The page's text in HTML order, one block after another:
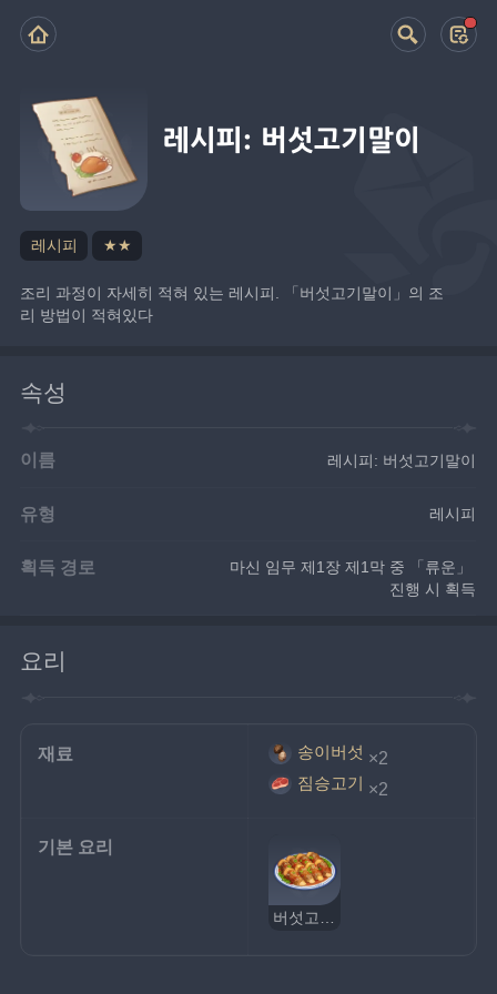
레시피: 버섯고기말이
레시피 ★★
조리 과정이 자세히 적혀 있는 레시피. 「버섯고기말이」의 조
리 방법이 적혀있다
속성
이름 레시피: 버섯고기말이
유형 레시피
획득 경로
마신 임무 제1장 제1막 중 「류운」
진행 시 획득
요리
재료 송이버섯 ×2
짐승고기 ×2
기본 요리